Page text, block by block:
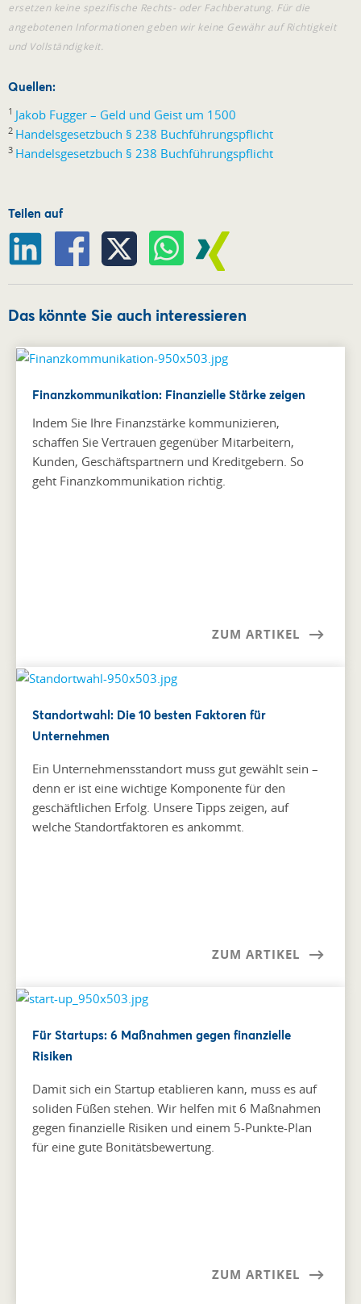
ersetzen keine spezifische Rechts- oder Fachberatung. Für die
angebotenen Informationen geben wir keine Gewähr auf Richtigkeit
und Vollständigkeit.
Quellen:
1 Jakob Fugger – Geld und Geist um 1500
2 Handelsgesetzbuch § 238 Buchführungspflicht
3 Handelsgesetzbuch § 238 Buchführungspflicht
Teilen auf
Das könnte Sie auch interessieren
Finanzkommunikation: Finanzielle Stärke zeigen
Indem Sie Ihre Finanzstärke kommunizieren,
schaffen Sie Vertrauen gegenüber Mitarbeitern,
Kunden, Geschäftspartnern und Kreditgebern. So
geht Finanzkommunikation richtig.
ZUM ARTIKEL
Standortwahl: Die 10 besten Faktoren für
Unternehmen
Ein Unternehmensstandort muss gut gewählt sein –
denn er ist eine wichtige Komponente für den
geschäftlichen Erfolg. Unsere Tipps zeigen, auf
welche Standortfaktoren es ankommt.
ZUM ARTIKEL
Für Startups: 6 Maßnahmen gegen finanzielle
Risiken
Damit sich ein Startup etablieren kann, muss es auf
soliden Füßen stehen. Wir helfen mit 6 Maßnahmen
gegen finanzielle Risiken und einem 5-Punkte-Plan
für eine gute Bonitätsbewertung.
ZUM ARTIKEL